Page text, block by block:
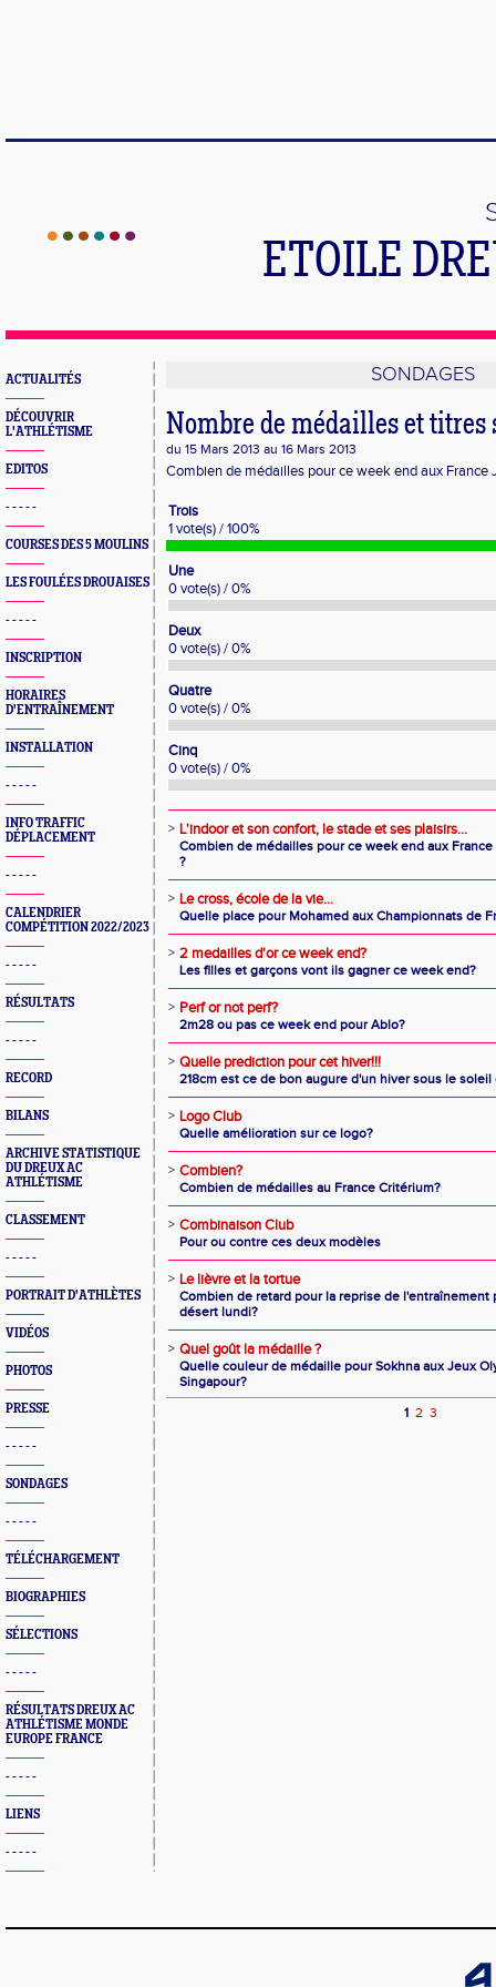
ETOILE
ACTUALITÉS
DÉCOUVRIR
L'ATHLÉTISME
EDITOS
- - - - -
COURSES DES 5 MOULINS
LES FOULÉES DROUAISES
- - - - -
INSCRIPTION
HORAIRES
D'ENTRAÎNEMENT
INSTALLATION
- - - - -
INFO TRAFFIC
DÉPLACEMENT
- - - - -
CALENDRIER
COMPÉTITION 2022/2023
- - - - -
RÉSULTATS
- - - - -
RECORD
BILANS
ARCHIVE STATISTIQUE
DU DREUX AC
ATHLÉTISME
CLASSEMENT
- - - - -
PORTRAIT D'ATHLÈTES
VIDÉOS
PHOTOS
PRESSE
- - - - -
SONDAGES
- - - - -
TÉLÉCHARGEMENT
BIOGRAPHIES
SÉLECTIONS
- - - - -
RÉSULTATS DREUX AC
ATHLÉTISME MONDE
EUROPE FRANCE
- - - - -
LIENS
- - - - -
SONDAGES
Nombre de médailles et
du 15 Mars 2013 au 16 Mars 2013
Combien de médailles pour ce week end aux France
Trois
1 vote(s) / 100%
Une
0 vote(s) / 0%
Deux
0 vote(s) / 0%
Quatre
0 vote(s) / 0%
Cinq
0 vote(s) / 0%
> L'indoor et son confort, le stade et ses plaisirs...
Combien de médailles pour ce week end aux
?
> Le cross, école de la vie...
Quelle place pour Mohamed aux Championnats de
> 2 medailles d'or ce week end?
Les filles et garçons vont ils gagner ce week end?
> Perf or not perf?
2m28 ou pas ce week end pour Ablo?
> Quelle prediction pour cet hiver!!!
218cm est ce de bon augure d'un hiver sous le soleil
> Logo Club
Quelle amélioration sur ce logo?
> Combien?
Combien de médailles au France Critérium?
> Combinaison Club
Pour ou contre ces deux modèles
> Le lièvre et la tortue
Combien de retard pour la reprise de l'entraînement
désert lundi?
> Quel goût la médaille ?
Quelle couleur de médaille pour Sokhna aux Jeux
Singapour?
1 2 3